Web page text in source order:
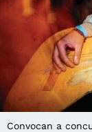
Convocan a